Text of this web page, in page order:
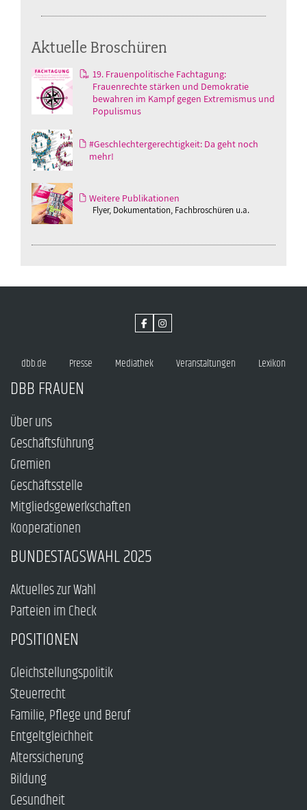
Aktuelle Broschüren
19. Frauenpolitische Fachtagung:
Frauenrechte stärken und Demokratie
bewahren im Kampf gegen Extremismus und
Populismus
#Geschlechtergerechtigkeit: Da geht noch
mehr!
Weitere Publikationen
Flyer, Dokumentation, Fachbroschüren u.a.
dbb.de Presse Mediathek Veranstaltungen Lexikon
DBB FRAUEN
Über uns
Geschäftsführung
Gremien
Geschäftsstelle
Mitgliedsgewerkschaften
Kooperationen
BUNDESTAGSWAHL 2025
Aktuelles zur Wahl
Parteien im Check
POSITIONEN
Gleichstellungspolitik
Steuerrecht
Familie, Pflege und Beruf
Entgeltgleichheit
Alterssicherung
Bildung
Gesundheit